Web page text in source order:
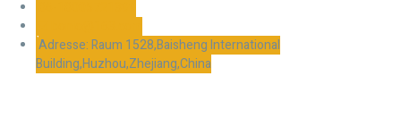
Adresse: Raum 1528,Baisheng International
Building,Huzhou,Zhejiang,China